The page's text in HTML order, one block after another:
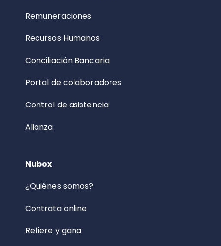
Remuneraciones
Recursos Humanos
Conciliación Bancaria
Portal de colaboradores
Control de asistencia
Alianza
Nubox
¿Quiénes somos?
Contrata online
Refiere y gana